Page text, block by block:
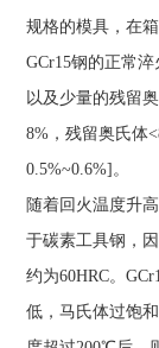
规格的模具，在
GCr15钢的正常
以及少量的残留
8%，残留奥氏体
0.5%~0.6%]。
随着回火温度升
于碳素工具钢，
约为60HRC。
低，马氏体过饱